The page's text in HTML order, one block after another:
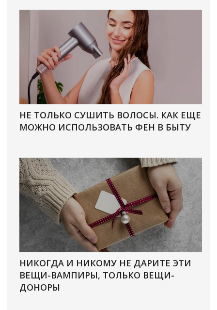
НЕ ТОЛЬКО СУШИТЬ ВОЛОСЫ. КАК ЕЩЕ
МОЖНО ИСПОЛЬЗОВАТЬ ФЕН В БЫТУ
НИКОГДА И НИКОМУ НЕ ДАРИТЕ ЭТИ
ВЕЩИ-ВАМПИРЫ, ТОЛЬКО ВЕЩИ-
ДОНОРЫ